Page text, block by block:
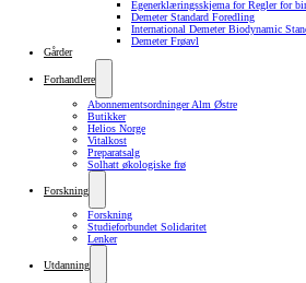
Egenerklæringsskjema for Regler for
Demeter Standard Foredling
International Demeter Biodynamic
Demeter Frøavl
Gårder
Forhandlere
Abonnementsordninger Alm Østre
Butikker
Helios Norge
Vitalkost
Preparatsalg
Solhatt økologiske frø
Forskning
Forskning
Studieforbundet Solidaritet
Lenker
Utdanning